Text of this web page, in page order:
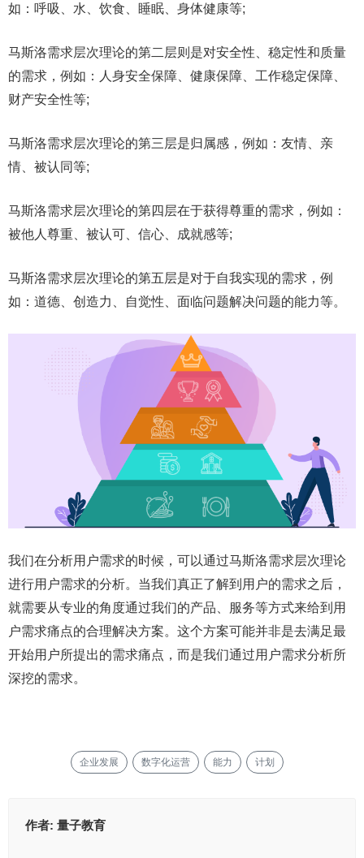
如：呼吸、水、饮食、睡眠、身体健康等;
马斯洛需求层次理论的第二层则是对安全性、稳定性和质量
的需求，例如：人身安全保障、健康保障、工作稳定保障、
财产安全性等;
马斯洛需求层次理论的第三层是归属感，例如：友情、亲
情、被认同等;
马斯洛需求层次理论的第四层在于获得尊重的需求，例如：
被他人尊重、被认可、信心、成就感等;
马斯洛需求层次理论的第五层是对于自我实现的需求，例
如：道德、创造力、自觉性、面临问题解决问题的能力等。
我们在分析用户需求的时候，可以通过马斯洛需求层次理论
进行用户需求的分析。当我们真正了解到用户的需求之后，
就需要从专业的角度通过我们的产品、服务等方式来给到用
户需求痛点的合理解决方案。这个方案可能并非是去满足最
开始用户所提出的需求痛点，而是我们通过用户需求分析所
深挖的需求。
企业发展 数字化运营 能力 计划
作者: 量子教育